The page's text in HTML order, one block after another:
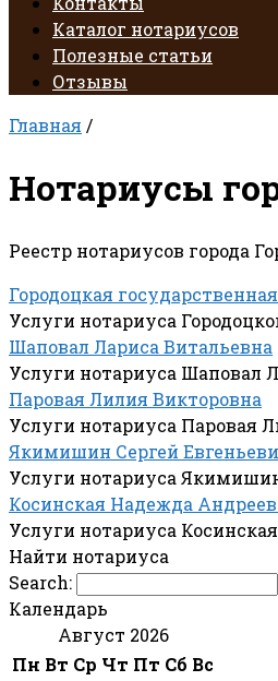
Каталог нотариусов
Полезные статьи
Отзывы
Главная /
Нотариусы
Реестр нотариусов города
Городоцкая
Услуги нотариуса
Шаповал Лариса Витальевна
Услуги нотариуса Шаповал
Паровая Лилия Викторовна
Услуги нотариуса Паровая
Якимишин Сергей
Услуги нотариуса
Косинская Надежда
Услуги нотариуса
Найти нотариуса
Search:
Календарь
Август 2026
Пн Вт Ср Чт Пт Сб Вс